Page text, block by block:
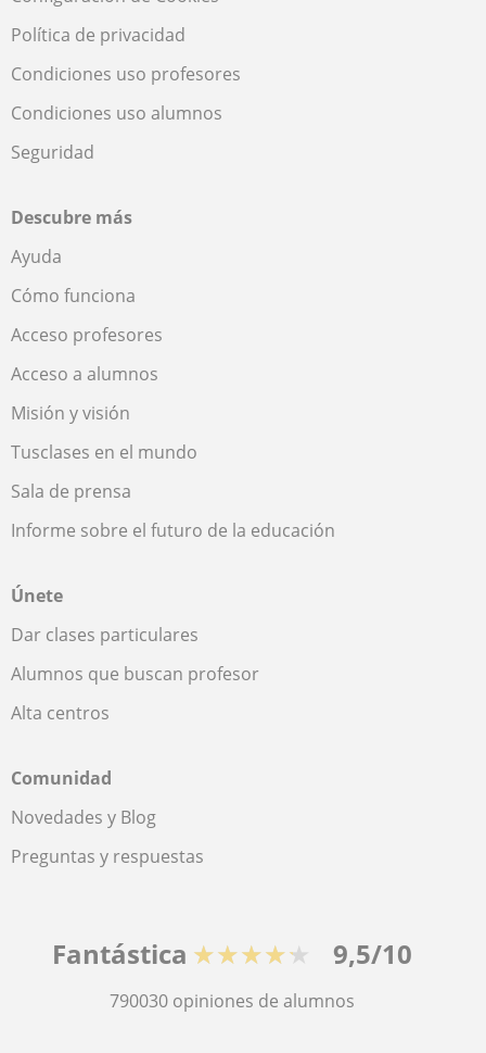
Política de privacidad
Condiciones uso profesores
Condiciones uso alumnos
Seguridad
Descubre más
Ayuda
Cómo funciona
Acceso profesores
Acceso a alumnos
Misión y visión
Tusclases en el mundo
Sala de prensa
Informe sobre el futuro de la educación
Únete
Dar clases particulares
Alumnos que buscan profesor
Alta centros
Comunidad
Novedades y Blog
Preguntas y respuestas
Fantástica ★★★★★ 9,5/10
790030 opiniones de alumnos